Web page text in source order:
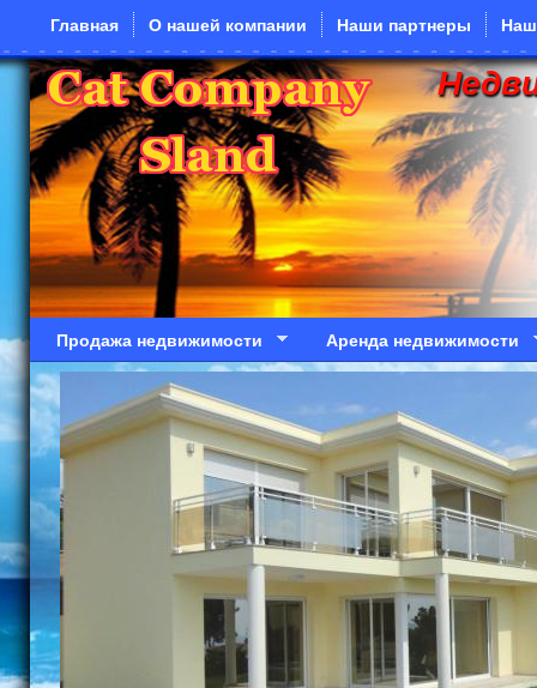
Перейти к основному содержанию
Главная О нашей компании Наши партнеры
Продажа недвижимости Аренда недвижимости